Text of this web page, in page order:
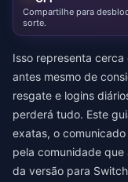
Compartilhe para
sorte.
Isso representa cerca
antes mesmo de
resgate e logins
perderá tudo. Este
exatas, o
pela comunidade
da versão para